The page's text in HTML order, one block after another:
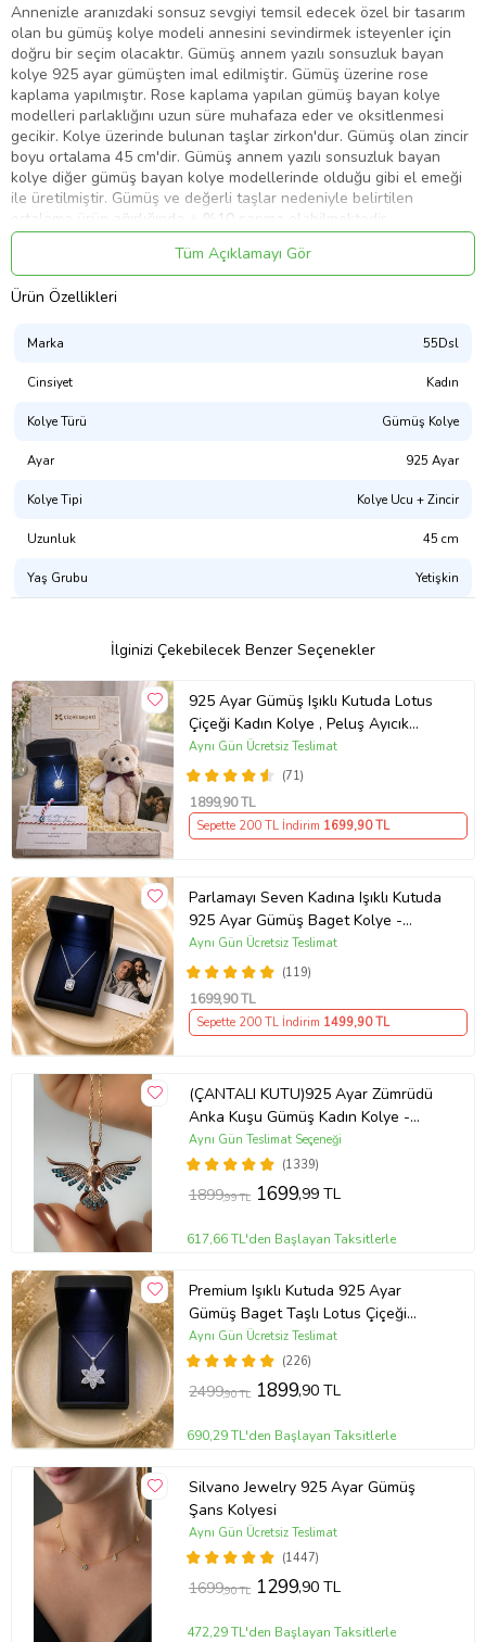
Annenizle aranızdaki sonsuz sevgiyi temsil edecek özel bir tasarım
olan bu gümüş kolye modeli annesini sevindirmek isteyenler için
doğru bir seçim olacaktır. Gümüş annem yazılı sonsuzluk bayan
kolye 925 ayar gümüşten imal edilmiştir. Gümüş üzerine rose
kaplama yapılmıştır. Rose kaplama yapılan gümüş bayan kolye
modelleri parlaklığını uzun süre muhafaza eder ve oksitlenmesi
gecikir. Kolye üzerinde bulunan taşlar zirkon'dur. Gümüş olan zincir
boyu ortalama 45 cm'dir. Gümüş annem yazılı sonsuzluk bayan
kolye diğer gümüş bayan kolye modellerinde olduğu gibi el emeği
ile üretilmiştir. Gümüş ve değerli taşlar nedeniyle belirtilen
ortalama ürün ağırlığında ± %10 sapma olabilmektedir.
Ürün Kodu:kcm52340500
Tüm Açıklamayı Gör
Ürün Özellikleri
Marka 55Dsl
Cinsiyet Kadın
Kolye Türü Gümüş Kolye
Ayar 925 Ayar
Kolye Tipi Kolye Ucu + Zincir
Uzunluk 45 cm
Yaş Grubu Yetişkin
İlginizi Çekebilecek Benzer Seçenekler
925 Ayar Gümüş Işıklı Kutuda Lotus
Çiçeği Kadın Kolye , Peluş Ayıcık
Anahtarlık Marteniçka Bileklik,
Polaroid Fotoğraf Hediye
(71)
Aynı Gün Ücretsiz Teslimat
1899,90 TL
Sepette 200 TL İndirim 1699,90 TL
Parlamayı Seven Kadına Işıklı Kutuda
925 Ayar Gümüş Baget Kolye -
Kişiye Özel Fotoğraf Hediye
(119)
Aynı Gün Ücretsiz Teslimat
1699,90 TL
Sepette 200 TL İndirim 1499,90 TL
(ÇANTALI KUTU)925 Ayar Zümrüdü
Anka Kuşu Gümüş Kadın Kolye -
MAVİ
(1339)
Aynı Gün Teslimat Seçeneği
1899,99 TL 1699,99 TL
617,66 TL'den Başlayan Taksitlerle
Premium Işıklı Kutuda 925 Ayar
Gümüş Baget Taşlı Lotus Çiçeği
Kolye
(226)
Aynı Gün Ücretsiz Teslimat
2499,90 TL 1899,90 TL
690,29 TL'den Başlayan Taksitlerle
Silvano Jewelry 925 Ayar Gümüş
Şans Kolyesi
(1447)
Aynı Gün Ücretsiz Teslimat
1699,90 TL 1299,90 TL
472,29 TL'den Başlayan Taksitlerle